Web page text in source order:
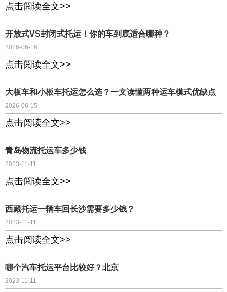
点击阅读全文>>
开放式VS封闭式托运！你的车到底适合哪种？
2026-06-16
点击阅读全文>>
大板车和小板车托运怎么选？一文读懂两种运车模式优缺点
2026-06-15
点击阅读全文>>
青岛物流托运车多少钱
2023-11-11
点击阅读全文>>
西藏托运一辆车回长沙需要多少钱？
2023-11-11
点击阅读全文>>
哪个汽车托运平台比较好？北京
2023-11-11